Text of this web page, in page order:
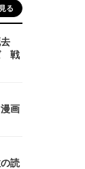
る
去
戦
画
読